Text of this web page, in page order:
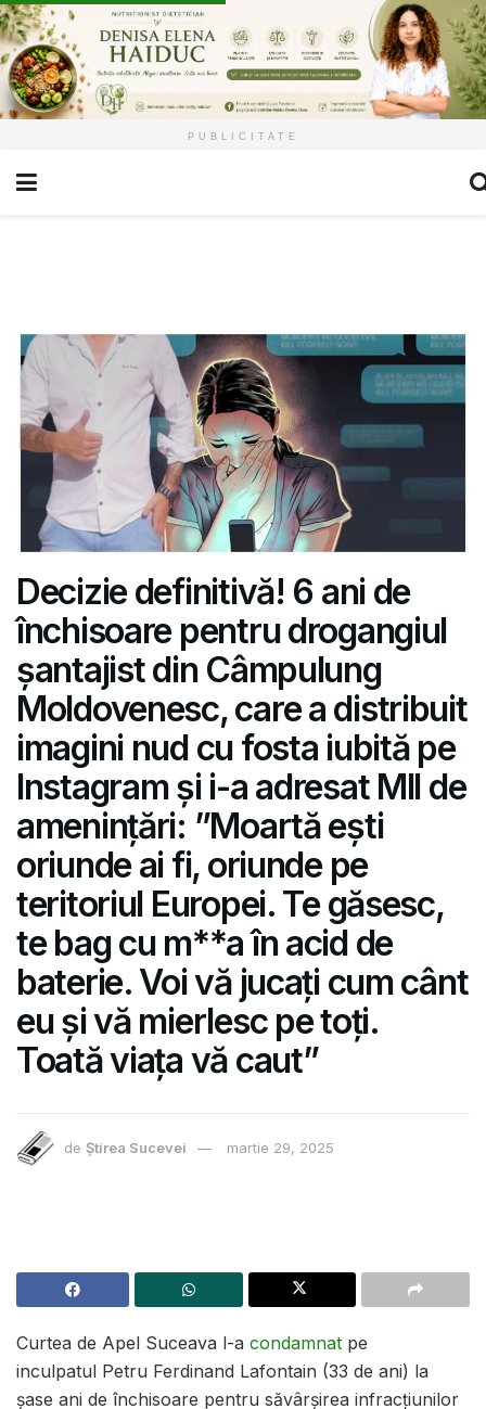
PUBLICITATE
Decizie definitivă! 6 ani de
închisoare pentru drogangiul
șantajist din Câmpulung
Moldovenesc, care a distribuit
imagini nud cu fosta iubită pe
Instagram și i-a adresat MII de
amenințări: ”Moartă ești
oriunde ai fi, oriunde pe
teritoriul Europei. Te găsesc,
te bag cu m**a în acid de
baterie. Voi vă jucați cum cânt
eu și vă mierlesc pe toți.
Toată viața vă caut”
de Știrea Sucevei martie 29, 2025
Curtea de Apel Suceava l-a condamnat pe
inculpatul Petru Ferdinand Lafontain (33 de ani) la
șase ani de închisoare pentru săvârșirea infracțiunilor